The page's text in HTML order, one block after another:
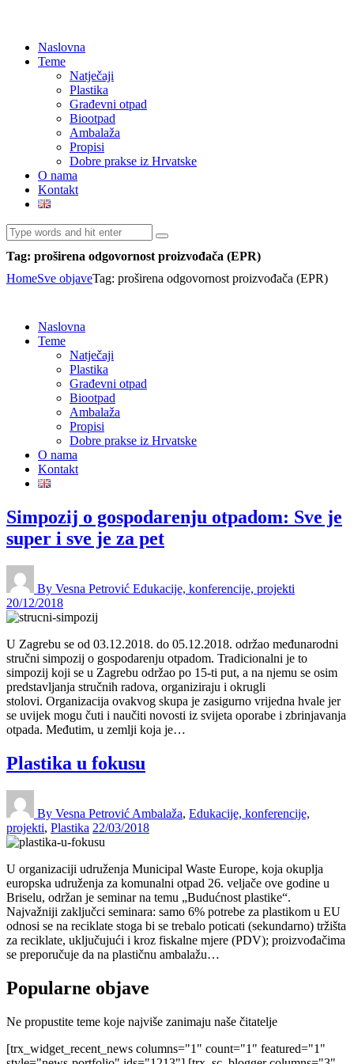
Naslovna
Teme
Natječaji
Plastika
Građevni otpad
Biootpad
Ambalaža
Propisi
Dobre prakse iz Hrvatske
O nama
Kontakt
Tag: proširena odgovornost proizvođača (EPR)
HomeSve objaveTag: proširena odgovornost proizvođača (EPR)
Naslovna
Teme
Natječaji
Plastika
Građevni otpad
Biootpad
Ambalaža
Propisi
Dobre prakse iz Hrvatske
O nama
Kontakt
Simpozij o gospodarenju otpadom: Sve je
super i sve je za pet
By Vesna Petrović Edukacije, konferencije, projekti
20/12/2018
U Zagrebu se od 03.12.2018. do 05.12.2018. održao međunarodni
stručni simpozij o gospodarenju otpadom. Tradicionalni je to
simpozij koji se u Zagrebu održao po 15-ti put, a na njemu se osim
predstavljanja stručnih radova, organiziraju i okrugli
stolovi. Organizacija ovakvog skupa je zasigurno vrijedna hvale jer
se uvijek mogu čuti i naučiti novosti iz svijeta oporabe i zbrinjavanja
otpada. Međutim, u zemlji koja je…
Plastika u fokusu
By Vesna Petrović Ambalaža, Edukacije, konferencije,
projekti, Plastika 22/03/2018
U organizaciji udruženja Municipal Waste Europe, koja okuplja
europska udruženja za komunalni otpad 26. veljače ove godine u
Briselu, održan je seminar na temu „Budućnost plastike“.
Najvažniji zaključci seminara: samo 6% potrebe za plastikom u EU
odnosi se na reciklate stoga bi se trebalo poticati (sekundarno) tržišta
za reciklate, uključujući i kroz fiskalne mjere (PDV); proizvođačima
se preporučuje da na plastičnu ambalažu…
Popularne objave
Ne propustite teme koje najviše zanimaju naše čitatelje
[trx_widget_recent_news columns="1" count="1" featured="1"